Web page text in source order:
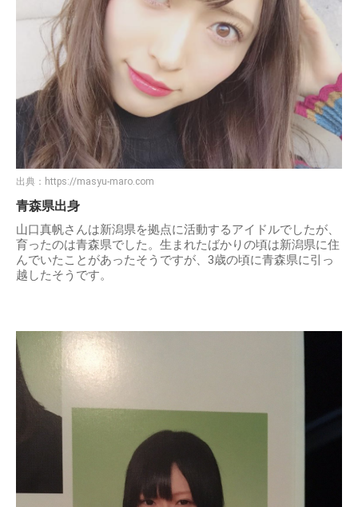
出典： https://masyu-maro.com
青森県出身
山口真帆さんは新潟県を拠点に活動するアイドルでしたが、
育ったのは青森県でした。生まれたばかりの頃は新潟県に住
んでいたことがあったそうですが、3歳の頃に青森県に引っ
越したそうです。